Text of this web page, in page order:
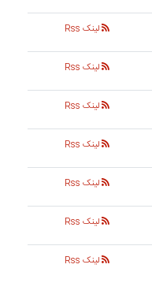
لینک Rss
لینک Rss
لینک Rss
لینک Rss
لینک Rss
لینک Rss
لینک Rss